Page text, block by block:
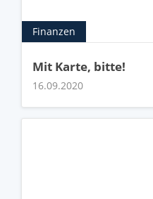
Finanzen
Mit Karte, bitte!
16.09.2020